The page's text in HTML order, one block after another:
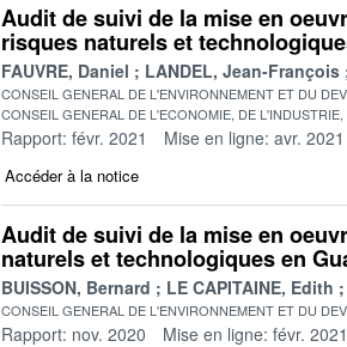
Audit de suivi de la mise en
risques naturels et
FAUVRE, Daniel LANDEL, Jean-François
CONSEIL GENERAL DE L'ENVIRONNEMENT ET DU
CONSEIL GENERAL DE L'ECONOMIE, DE
Rapport: févr. 2021 Mise en ligne: avr. 2021
Accéder à la notice
Audit de suivi de la mise en
naturels et technologiques en
BUISSON, Bernard LE CAPITAINE, Edith
CONSEIL GENERAL DE L'ENVIRONNEMENT ET DU
Rapport: nov. 2020 Mise en ligne: févr. 2021